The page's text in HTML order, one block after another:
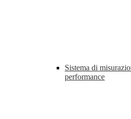
Sistema di
performance